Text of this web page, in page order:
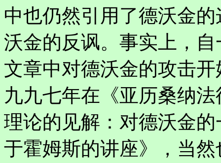
中也仍然引用了德沃金
沃金的反讽。事实上，
文章中对德沃金的攻击
九九七年在《亚历桑纳
理论的见解：对德沃金
于霍姆斯的讲座》，当